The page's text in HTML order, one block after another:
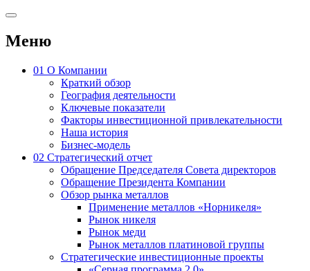
Меню
01 О Компании
Краткий обзор
География деятельности
Ключевые показатели
Факторы инвестиционной привлекательности
Наша история
Бизнес-модель
02 Стратегический отчет
Обращение Председателя Совета директоров
Обращение Президента Компании
Обзор рынка металлов
Применение металлов «Норникеля»
Рынок никеля
Рынок меди
Рынок металлов платиновой группы
Стратегические инвестиционные проекты